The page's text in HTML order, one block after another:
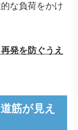
な負荷をかけ
発を防ぐうえ
筋が見え